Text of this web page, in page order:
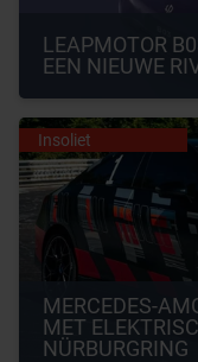
LEAPMOTOR
EEN NIEUWE
Insoliet
MERCEDES-
MET
NÜRBURGRING